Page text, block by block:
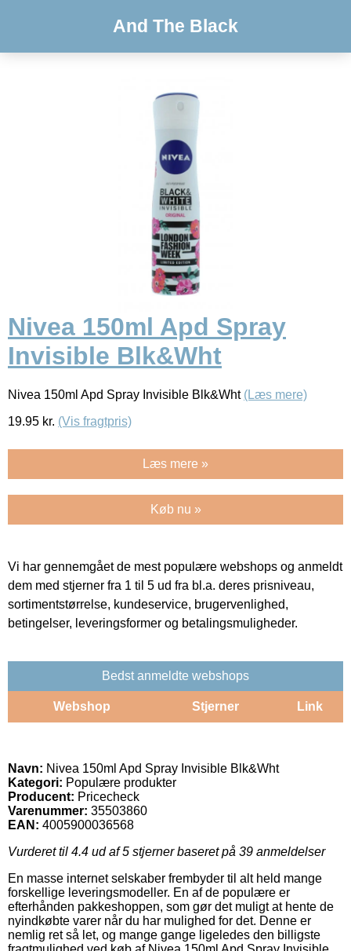
And The Black
Nivea 150ml Apd Spray
Invisible Blk&Wht
Nivea 150ml Apd Spray Invisible Blk&Wht (Læs mere)
19.95 kr. (Vis fragtpris)
Læs mere »
Køb nu »
Vi har gennemgået de mest populære webshops og anmeldt
dem med stjerner fra 1 til 5 ud fra bl.a. deres prisniveau,
sortimentstørrelse, kundeservice, brugervenlighed,
betingelser, leveringsformer og betalingsmuligheder.
Bedst anmeldte webshops
Webshop Stjerner Link
Navn: Nivea 150ml Apd Spray Invisible Blk&Wht
Kategori: Populære produkter
Producent: Pricecheck
Varenummer: 35503860
EAN: 4005900036568
Vurderet til 4.4 ud af 5 stjerner baseret på 39 anmeldelser
En masse internet selskaber frembyder til alt held mange
forskellige leveringsmodeller. En af de populære er
efterhånden pakkeshoppen, som gør det muligt at hente de
nyindkøbte varer når du har mulighed for det. Denne er
nemlig ret så let, og mange gange ligeledes den billigste